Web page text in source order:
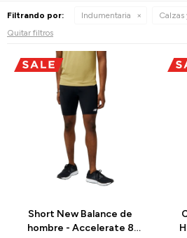
Filtrando por: Indumentaria Calzas
Quitar filtros
Short New Balance de
hombre - Accelerate 8